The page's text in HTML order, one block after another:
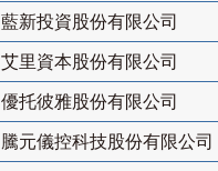
藍新投資股份有限公司
艾里資本股份有限公司
優托彼雅股份有限公司
騰元儀控科技股份有限公司